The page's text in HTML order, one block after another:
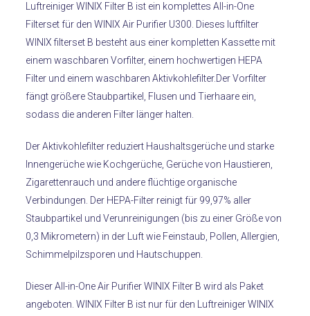
war:
ist:
Luftreiniger WINIX Filter B ist ein komplettes All-in-One
Filterset für den WINIX Air Purifier U300. Dieses luftfilter
WINIX filterset B besteht aus einer kompletten Kassette mit
einem waschbaren Vorfilter, einem hochwertigen HEPA
Filter und einem waschbaren Aktivkohlefilter.Der Vorfilter
fängt größere Staubpartikel, Flusen und Tierhaare ein,
sodass die anderen Filter länger halten.
Der Aktivkohlefilter reduziert Haushaltsgerüche und starke
Innengerüche wie Kochgerüche, Gerüche von Haustieren,
Zigarettenrauch und andere flüchtige organische
Verbindungen. Der HEPA-Filter reinigt für 99,97% aller
Staubpartikel und Verunreinigungen (bis zu einer Größe von
0,3 Mikrometern) in der Luft wie Feinstaub, Pollen, Allergien,
Schimmelpilzsporen und Hautschuppen.
Dieser All-in-One Air Purifier WINIX Filter B wird als Paket
angeboten. WINIX Filter B ist nur für den Luftreiniger WINIX